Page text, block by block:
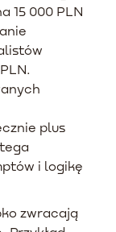
15 000 PLN
plus
i logikę
zwracają